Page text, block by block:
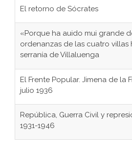
El retorno de Sócrates
«Porque ha auido mui grande
ordenanzas de las cuatro villas
serranía de Villaluenga
El Frente Popular. Jimena de la
julio 1936
República, Guerra Civil y
1931-1946